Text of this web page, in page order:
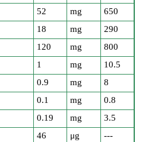
52 mg
650
18 mg
290
120 mg
800
1 mg
10.5
0.9 mg
8
0.1 mg
0.8
0.19 mg
3.5
46 μg
---